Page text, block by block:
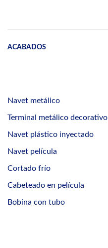
ACABADOS
Navet metálico
Terminal metálico decorativo
Navet plástico inyectado
Navet película
Cortado frío
Cabeteado en película
Bobina con tubo